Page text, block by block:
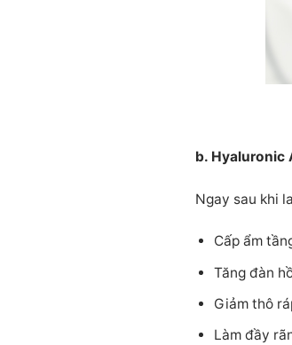
b. Hyaluronic
Ngay sau khi
Cấp ẩm
Tăng đàn
Giảm thô
Làm đầy